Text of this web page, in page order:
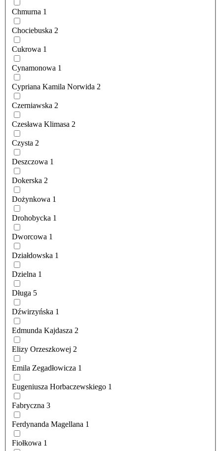
Chmurna 1
Chociebuska 2
Cukrowa 1
Cynamonowa 1
Cypriana Kamila Norwida 2
Czerniawska 2
Czesława Klimasa 2
Czysta 2
Deszczowa 1
Dokerska 2
Dożynkowa 1
Drohobycka 1
Dworcowa 1
Działdowska 1
Dzielna 1
Długa 5
Dźwirzyńska 1
Edmunda Kajdasza 2
Elizy Orzeszkowej 2
Emila Zegadłowicza 1
Eugeniusza Horbaczewskiego 1
Fabryczna 3
Ferdynanda Magellana 1
Fiołkowa 1